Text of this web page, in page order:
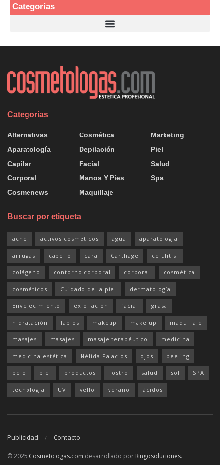
Categorías
Categorías
Alternativas
Aparatología
Capilar
Corporal
Cosmenews
Cosmética
Depilación
Facial
Manos Y Pies
Maquillaje
Marketing
Piel
Salud
Spa
Buscar por etiqueta
acné activos cosméticos agua aparatología
arrugas cabello cara Carthage celulitis.
colágeno contorno corporal corporal cosmética
cosméticos Cuidado de la piel dermatología
Envejecimiento exfoliación facial grasa
hidratación labios makeup make up maquillaje
masajes masajes masaje terapéutico medicina
medicina estética Nélida Palacios ojos peeling
pelo piel productos rostro salud sol SPA
tecnología UV vello verano ácidos
Publicidad Contacto
© 2025 Cosmetologas.com desarrollado por Ringosoluciones.